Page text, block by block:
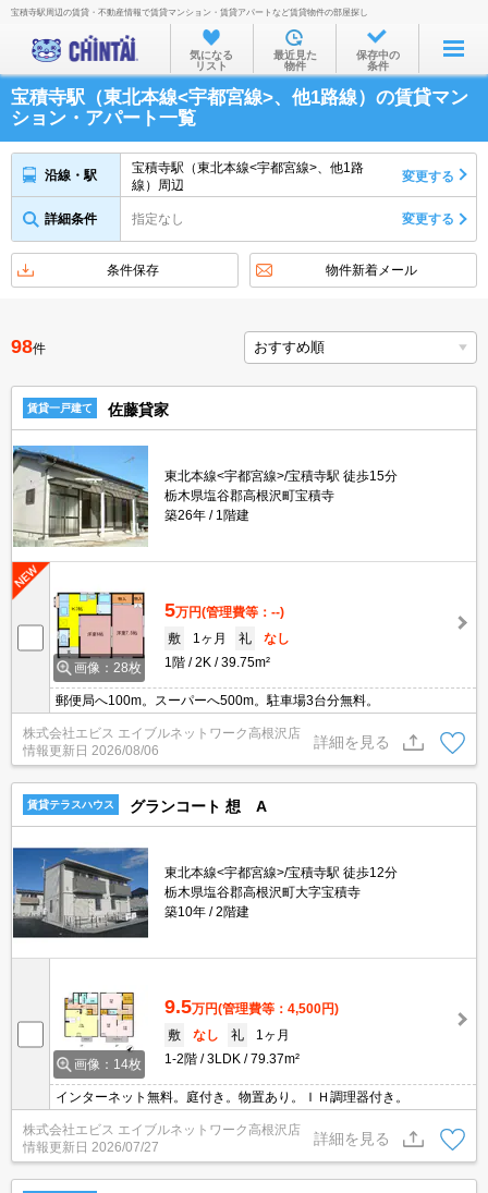
お部屋を探す
沿線・駅から
住所から
家賃相場から
不動産会社から
宝積寺駅周辺の賃貸・不動産情報で賃貸マンション・賃貸アパートなど賃貸物件の部屋探し
気になる
リスト
最近見た
物件
保存中の
条件
宝積寺駅（東北本線<宇都宮線>、他1路線）の賃貸マン
ション・アパート一覧
沿線・駅
宝積寺駅（東北本線<宇都宮線>、他1路
線）周辺
変更する
詳細条件 指定なし 変更する
条件保存 物件新着メール
98件
賃貸一戸建て 佐藤貸家
東北本線<宇都宮線>/宝積寺駅 徒歩15分
栃木県塩谷郡高根沢町宝積寺
築26年
1階建
画像：28枚
5万円(管理費等：--)
敷
1ヶ月 礼
なし
1階
2K 39.75m²
郵便局へ100m。スーパーへ500m。駐車場3台分無料。
株式会社エビス エイブルネットワーク高根沢店
情報更新日 2026/08/06
詳細を見る
賃貸テラスハウス グランコート 想 A
東北本線<宇都宮線>/宝積寺駅 徒歩12分
栃木県塩谷郡高根沢町大字宝積寺
築10年
2階建
画像：14枚
9.5万円(管理費等：4,500円)
敷
なし 礼
1ヶ月
1-2階
3LDK 79.37m²
インターネット無料。庭付き。物置あり。ＩＨ調理器付き。
株式会社エビス エイブルネットワーク高根沢店
情報更新日 2026/07/27
詳細を見る